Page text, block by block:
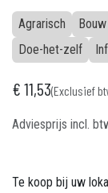
Agrarisch
Doe-het-zelf
€11,53(Exclusief
Adviesprijs incl.
Te koop bij uw